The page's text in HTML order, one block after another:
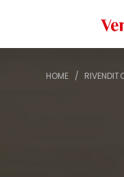
HOME /